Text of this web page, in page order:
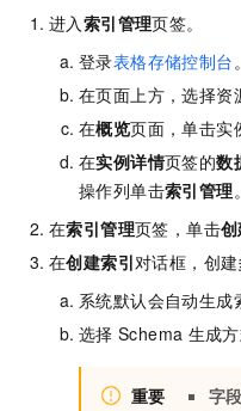
进入索引管理页签。
登录表格存储控制台。
在页面上方，选择资
在概览页面，单击实
在实例详情页签的数
操作列单击索引管理。
在索引管理页签，单击
在创建索引对话框，创建
系统默认会自动生成
选择 Schema 生成方
重要 字